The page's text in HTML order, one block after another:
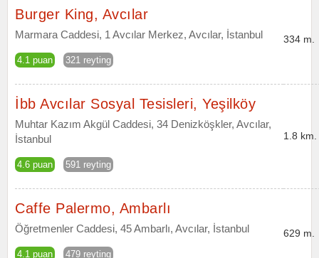
Burger King, Avcılar
Marmara Caddesi, 1 Avcılar Merkez, Avcılar, İstanbul
4.1 puan 321 reyting
334 m.
İbb Avcılar Sosyal Tesisleri, Yeşilköy
Muhtar Kazım Akgül Caddesi, 34 Denizköşkler, Avcılar,
İstanbul
4.6 puan 591 reyting
1.8 km.
Caffe Palermo, Ambarlı
Öğretmenler Caddesi, 45 Ambarlı, Avcılar, İstanbul
4.1 puan 479 reyting
629 m.